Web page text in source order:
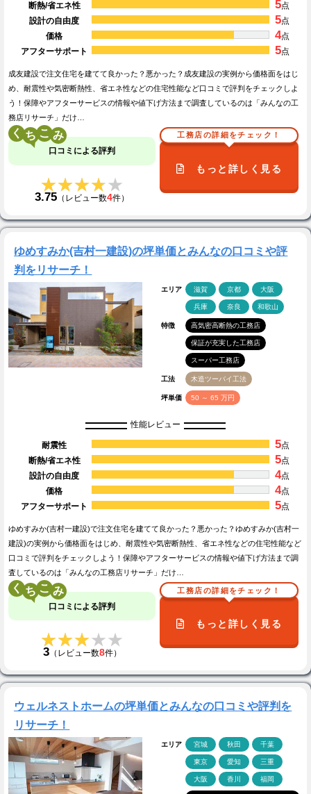
断熱/省エネ性
5点
設計の自由度
5点
価格
4点
アフターサポート
5点
成友建設で注文住宅を建てて良かった？悪かった？成友建設の実例から価格面をはじ
め、耐震性や気密断熱性、省エネ性などの住宅性能など口コミで評判をチェックしよ
う！保障やアフターサービスの情報や値下げ方法まで調査しているのは「みんなの工
務店リサーチ」だけ…
く こ
口コミによる評判
★★★★★
★★★★★
3.75 （レビュー数4件）
工務店の詳細をチェック！
もっと詳しく見る
ゆめすみか(吉村一建設)の坪単価とみんなの口コミや評
判をリサーチ！
エリア 滋賀 京都 大阪
兵庫 奈良 和歌山
特徴 高気密高断熱の工務店
保証が充実した工務店
スーパー工務店
工法 木造ツーバイ工法
坪単価 50 ～ 65 万円
性能レビュー
耐震性 5点
断熱/省エネ性
5点
設計の自由度
4点
価格
4点
アフターサポート
5点
ゆめすみか(吉村一建設)で注文住宅を建てて良かった？悪かった？ゆめすみか(吉村一
建設)の実例から価格面をはじめ、耐震性や気密断熱性、省エネ性などの住宅性能など
口コミで評判をチェックしよう！保障やアフターサービスの情報や値下げ方法まで調
査しているのは「みんなの工務店リサーチ」だけ…
く こ
口コミによる評判
★★★★★
★★★★★
3（レビュー数8件）
工務店の詳細をチェック！
もっと詳しく見る
ウェルネストホームの坪単価とみんなの口コミや評判を
リサーチ！
エリア 宮城 秋田 千葉
東京 愛知 三重
大阪 香川 福岡